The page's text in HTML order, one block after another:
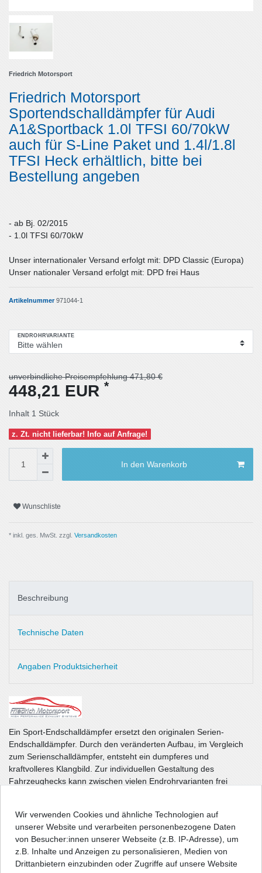
Friedrich Motorsport
Friedrich Motorsport
Sportendschalldämpfer für Audi
A1&Sportback 1.0l TFSI 60/70kW
auch für S-Line Paket und 1.4l/1.8l
TFSI Heck erhältlich, bitte bei
Bestellung angeben
- ab Bj. 02/2015
- 1.0l TFSI 60/70kW
Unser internationaler Versand erfolgt mit: DPD Classic (Europa)
Unser nationaler Versand erfolgt mit: DPD frei Haus
Artikelnummer971044-1
ENDROHRVARIANTE
unverbindliche Preisempfehlung 471,80 €
448,21 EUR *
Inhalt 1 Stück
z. Zt. nicht lieferbar! Info auf Anfrage!
In den Warenkorb
Wunschliste
* inkl. ges. MwSt. zzgl. Versandkosten
Beschreibung
Technische Daten
Angaben Produktsicherheit
Ein Sport-Endschalldämpfer ersetzt den originalen Serien-
Endschalldämpfer. Durch den veränderten Aufbau, im Vergleich
zum Serienschalldämpfer, entsteht ein dumpferes und
kraftvolleres Klangbild. Zur individuellen Gestaltung des
Fahrzeughecks kann zwischen vielen Endrohrvarianten frei
Durch die Auswahl vieler individuell einsetzbarer Endrohre ist eine
Lagerhaltung nicht möglich. Die Modifizierung des
Endschalldämpfers wird daher erst nach Bestelleingang in den
laufenden Produktionsablauf eingeplant. Das gewünschte
Endrohr wird dann erst am Schalldämpfer angeschweißt. Dieser
Wir verwenden Cookies und ähnliche Technologien auf
unserer Website und verarbeiten personenbezogene Daten
von Besucher:innen unserer Webseite (z.B. IP-Adresse), um
z.B. Inhalte und Anzeigen zu personalisieren, Medien von
Drittanbietern einzubinden oder Zugriffe auf unsere Website